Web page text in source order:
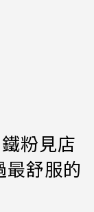
粉見店
最舒服的